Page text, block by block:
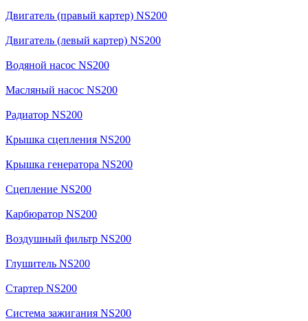
Двигатель (правый картер) NS200
Двигатель (левый картер) NS200
Водяной насос NS200
Масляный насос NS200
Радиатор NS200
Крышка сцепления NS200
Крышка генератора NS200
Сцепление NS200
Карбюратор NS200
Воздушный фильтр NS200
Глушитель NS200
Стартер NS200
Система зажигания NS200